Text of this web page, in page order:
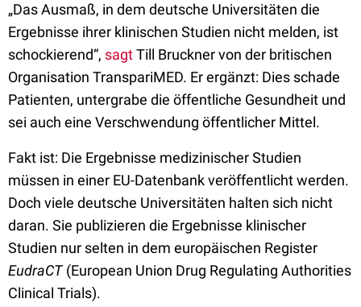
„Das Ausmaß, in dem deutsche Universitäten die
Ergebnisse ihrer klinischen Studien nicht melden, ist
schockierend“, sagtTill Bruckner von der britischen
Organisation TranspariMED. Er ergänzt: Dies schade
Patienten, untergrabe die öffentliche Gesundheit und
sei auch eine Verschwendung öffentlicher Mittel.
Fakt ist: Die Ergebnisse medizinischer Studien
müssen in einer EU-Datenbank veröffentlicht werden.
Doch viele deutsche Universitäten halten sich nicht
daran. Sie publizieren die Ergebnisse klinischer
Studien nur selten in dem europäischen Register
EudraCT(European Union Drug Regulating Authorities
Clinical Trials).